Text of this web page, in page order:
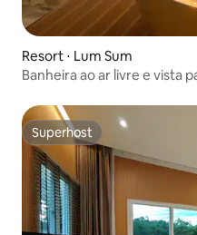
Resort ⋅ Lum Sum
Banheira ao ar livre e vista
Superhost
Superhost